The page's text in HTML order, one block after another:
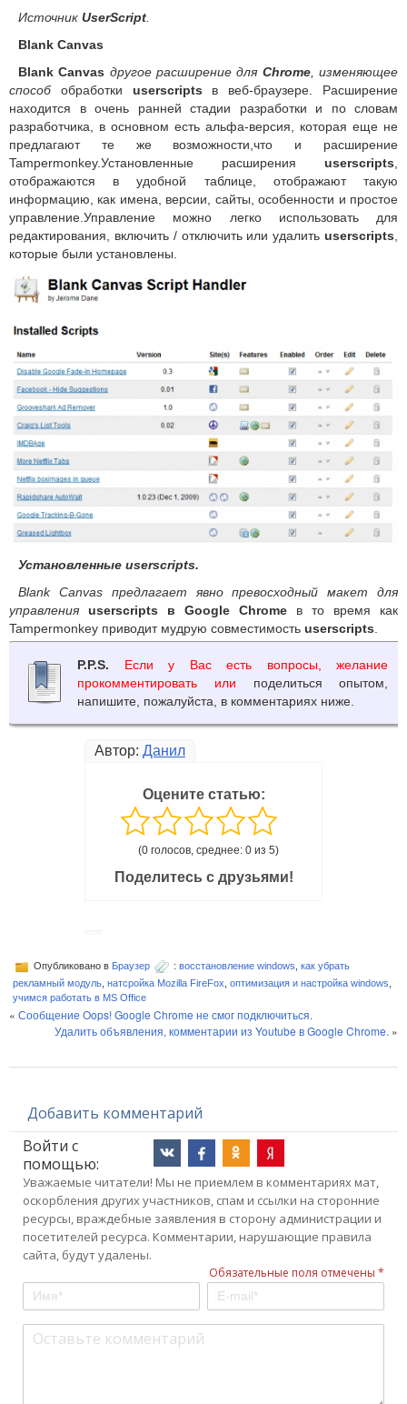
Источник UserScript.
Blank Canvas
Blank Canvas другое расширение для Chrome, изменяющее
способобработки userscripts в веб-браузере. Расширение
находится в очень ранней стадии разработки и по словам
разработчика, в основном есть альфа-версия, которая еще не
предлагают те же возможности,что и расширение
Tampermonkey.Установленные расширения userscripts,
отображаются в удобной таблице, отображают такую
информацию, как имена, версии, сайты, особенности и простое
управление.Управление можно легко использовать для
редактирования, включить / отключить или удалить userscripts,
которые были установлены.
Установленные userscripts.
Blank Canvas предлагает явно превосходный макет для
управления
userscripts в Google Chrome в то время как
Tampermonkey приводит мудрую совместимость userscripts
P.P.S. Если у Вас есть вопросы, желание
прокомментировать или поделиться опытом,
напишите, пожалуйста, в комментариях ниже.
Автор: Данил
Оцените статью:
(0 голосов, среднее: 0 из 5)
Поделитесь с друзьями!
Опубликовано в Браузер : восстановление windows как убрать
рекламный модуль натсройка Mozilla FireFox оптимизация и настройка windows
учимся работать в MS Office
« Сообщение Oops! Google Chrome не смог подключиться.
Удалить объявления, комментарии из Youtube в Google Chrome. »
Добавить комментарий
Войти с
помощью:
Уважаемые читатели! Мы не приемлем в комментариях мат,
оскорбления других участников, спам и ссылки на сторонние
ресурсы, враждебные заявления в сторону администрации и
посетителей ресурса. Комментарии, нарушающие правила
сайта, будут удалены.
Обязательные поля отмечены *